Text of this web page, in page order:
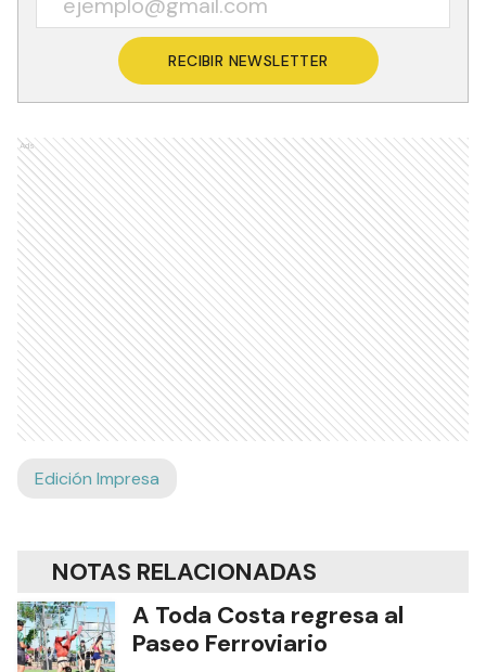
RECIBIR NEWSLETTER
Ads
Edición Impresa
NOTAS RELACIONADAS
A Toda Costa regresa al
Paseo Ferroviario